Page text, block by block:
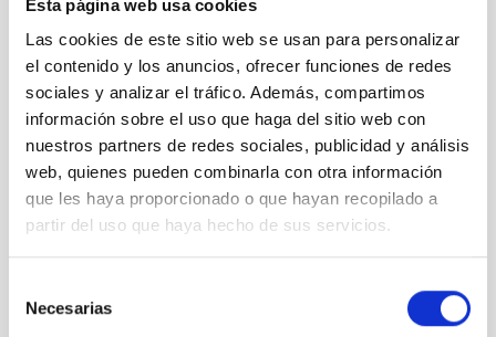
Esta página web usa cookies
Las cookies de este sitio web se usan para personalizar
el contenido y los anuncios, ofrecer funciones de redes
sociales y analizar el tráfico. Además, compartimos
información sobre el uso que haga del sitio web con
nuestros partners de redes sociales, publicidad y análisis
web, quienes pueden combinarla con otra información
que les haya proporcionado o que hayan recopilado a
partir del uso que haya hecho de sus servicios.
Necesarias
en el Experimento QUIJOTE. Crédito: Tamara Muñiz
Pérez (IAC).
Alumnado de 4º de la ESO del Colegio Santo Domingo
de Guzmán durante la visita al Gran Telescopio
Canarias (GTC) del programa "Nuestros Alumnos y el